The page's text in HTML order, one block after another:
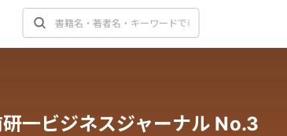
一ビジネスジャーナル No.3